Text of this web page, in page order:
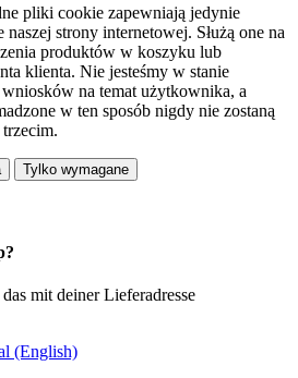
pliki cookie zapewniają jedynie
strony internetowej. Służą one na
produktów w koszyku lub
klienta. Nie jesteśmy w stanie
na temat użytkownika, a
w ten sposób nigdy nie zostaną
Tylko wymagane
das mit deiner Lieferadresse
(English)